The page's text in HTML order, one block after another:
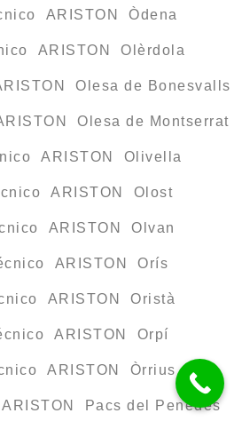
ARISTON Òdena
ARISTON Olèrdola
Olesa de Bonesvalls
Olesa de Montserrat
ARISTON Olivella
ARISTON Olost
ARISTON Olvan
ARISTON Orís
ARISTON Oristà
ARISTON Orpí
ARISTON Òrrius
Pacs del Penedès